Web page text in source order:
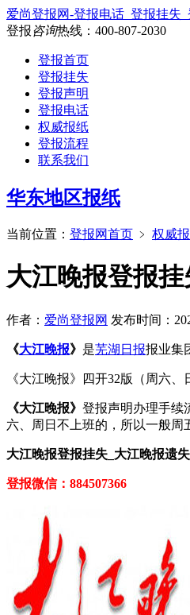
爱尚登报网-登报电话_登报挂失
登报咨询热线： 400-807-2030
登报首页
登报挂失
登报声明
登报电话
权威报纸
登报流程
联系我们
华东地区报纸
当前位置： 登报网首页 ﹥ 权威
大江晚报登报
作者： 爱尚登报网 发布时间：
《大江晚报》 是芜湖日报报业集
《大江晚报》四开32版（周六
《大江晚报》 登报声明办理手续
六、周日不上班的，所以一般周
大江晚报登报挂失_大江晚报遗失
登报微信：884507366